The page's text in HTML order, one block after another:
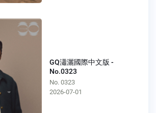
GQ瀟灑國際中文版 -
No.0323
No. 0323
2026-07-01